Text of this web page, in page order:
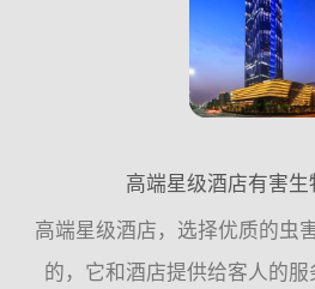
的问题。对此
高端星级酒店有害生
高端星级酒店，选择优质的虫
的，它和酒店提供给客人的